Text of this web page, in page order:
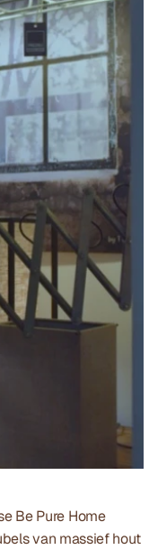
Be Pure Home
van massief hout